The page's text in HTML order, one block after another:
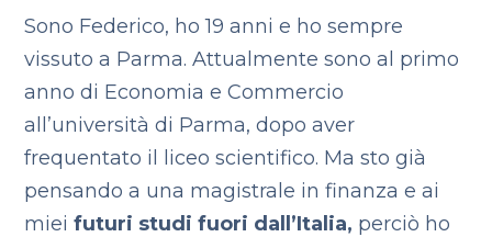
Sono Federico, ho 19 anni e ho sempre
vissuto a Parma. Attualmente sono al primo
anno di Economia e Commercio
all’università di Parma, dopo aver
frequentato il liceo scientifico. Ma sto già
pensando a una magistrale in finanza e ai
mieifuturi studi fuori dall’Italia, perciò ho